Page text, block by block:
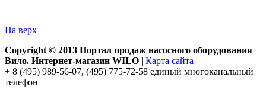
На верх
Copyright © 2013 Портал продаж насосного оборудования
Вило. Интернет-магазин WILO | Карта сайта
+ 8 (495) 989-56-07, (495) 775-72-58 единый многоканальный
телефон